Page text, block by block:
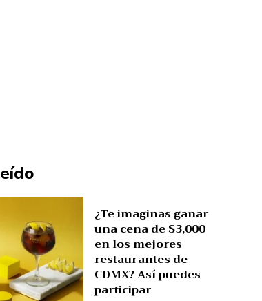
¿Te imaginas ganar
una cena de $3,000
en los mejores
restaurantes de
CDMX? Así puedes
participar